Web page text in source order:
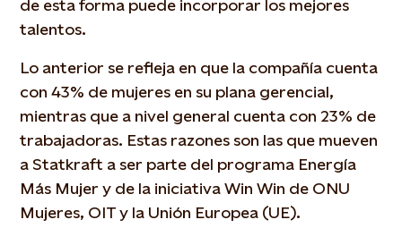
de esta forma puede incorporar los mejores
talentos.
Lo anterior se refleja en que la compañía cuenta
con 43% de mujeres en su plana gerencial,
mientras que a nivel general cuenta con 23% de
trabajadoras. Estas razones son las que mueven
a Statkraft a ser parte del programa Energía
Más Mujer y de la iniciativa Win Win de ONU
Mujeres, OIT y la Unión Europea (UE).